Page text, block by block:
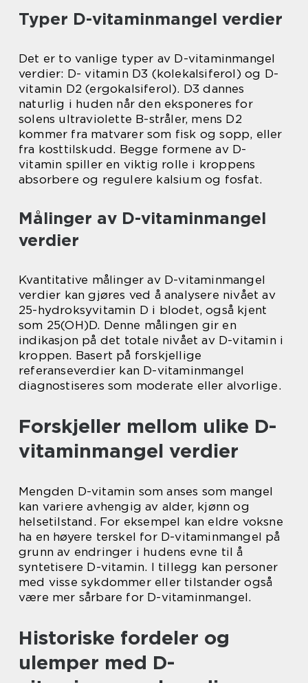
Typer D-vitaminmangel verdier
Det er to vanlige typer av D-vitaminmangel
verdier: D- vitamin D3 (kolekalsiferol) og D-
vitamin D2 (ergokalsiferol). D3 dannes
naturlig i huden når den eksponeres for
solens ultraviolette B-stråler, mens D2
kommer fra matvarer som fisk og sopp, eller
fra kosttilskudd. Begge formene av D-
vitamin spiller en viktig rolle i kroppens
absorbere og regulere kalsium og fosfat.
Målinger av D-vitaminmangel
verdier
Kvantitative målinger av D-vitaminmangel
verdier kan gjøres ved å analysere nivået av
25-hydroksyvitamin D i blodet, også kjent
som 25(OH)D. Denne målingen gir en
indikasjon på det totale nivået av D-vitamin i
kroppen. Basert på forskjellige
referanseverdier kan D-vitaminmangel
diagnostiseres som moderate eller alvorlige.
Forskjeller mellom ulike D-
vitaminmangel verdier
Mengden D-vitamin som anses som mangel
kan variere avhengig av alder, kjønn og
helsetilstand. For eksempel kan eldre voksne
ha en høyere terskel for D-vitaminmangel på
grunn av endringer i hudens evne til å
syntetisere D-vitamin. I tillegg kan personer
med visse sykdommer eller tilstander også
være mer sårbare for D-vitaminmangel.
Historiske fordeler og
ulemper med D-